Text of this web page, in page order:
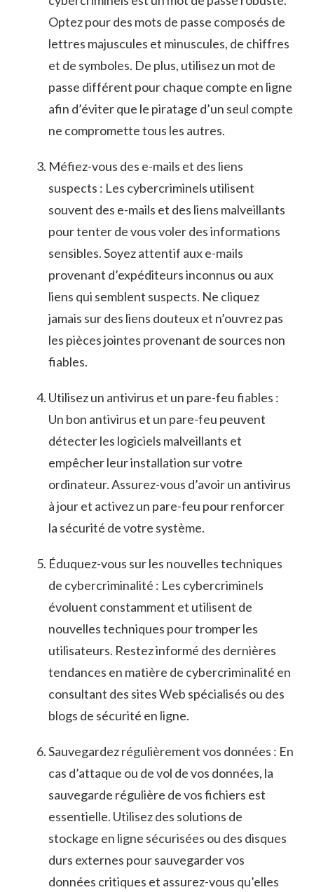
⁢Optez pour ⁣des ‌mots de ⁢passe composés de
lettres⁢ majuscules⁤ et minuscules, de chiffres
et de symboles. De plus, utilisez un mot⁣ de ​
passe différent ⁤pour chaque compte en ligne
afin d’éviter ⁢que le piratage d’un‌ seul compte⁣
ne compromette tous les autres.
Méfiez-vous des e-mails ⁣et⁣ des liens
suspects : Les cybercriminels utilisent
souvent des e-mails ⁤et des liens malveillants
pour tenter de vous voler des⁢ informations
sensibles. Soyez attentif aux e-mails
provenant d’expéditeurs ⁣inconnus ou ‌aux
liens qui‍ semblent suspects. Ne cliquez
jamais ⁣sur des liens douteux ⁢et⁣ n’ouvrez⁢ pas
les pièces jointes provenant‌ de ⁢sources ‍non
⁣fiables.
Utilisez un antivirus et un pare-feu⁣ fiables ‌:
Un bon antivirus et ‌un pare-feu peuvent‌
détecter‌ les logiciels malveillants et
empêcher ⁣leur installation sur votre
ordinateur.⁢ Assurez-vous d’avoir un ​antivirus
à jour et activez ‍un⁣ pare-feu pour renforcer
la sécurité de votre⁢ système.
Éduquez-vous sur les nouvelles techniques
de cybercriminalité : Les cybercriminels
évoluent⁤ constamment et utilisent de
nouvelles techniques pour tromper les
utilisateurs. Restez ⁢informé des dernières
tendances en matière de ‌cybercriminalité⁤ en
consultant des sites Web spécialisés ou⁣ des
blogs de sécurité ​en ligne.
Sauvegardez⁢ régulièrement vos données :⁤ En
cas d’attaque ou de ‍vol de vos données, la
sauvegarde‍ régulière de vos fichiers est
essentielle. Utilisez des solutions de
stockage en​ ligne sécurisées ou des disques
durs externes​ pour ⁢sauvegarder vos
données critiques et assurez-vous qu’elles